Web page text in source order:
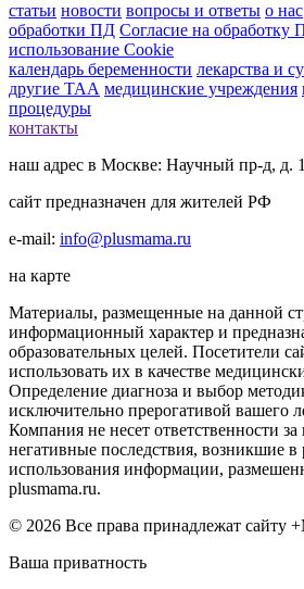
статьи новости вопросы и ответы о нас
обработки ПД Согласие на обработку
использование Cookie
календарь беременности лекарства и
другие ТАА медицинские учреждения
процедуры
контакты
наш адрес в Москве: Научный пр-д, д.
сайт предназначен для жителей РФ
e-mail: info@plusmama.ru
на карте
Материалы, размещенные на данной
информационный характер и
образовательных целей. Посетители
использовать их в качестве
Определение диагноза и выбор
исключительно прерогативой вашего
Компания не несет ответственности
негативные последствия, возникшие в
использования информации,
plusmama.ru.
© 2026 Все права принадлежат
Ваша приватность